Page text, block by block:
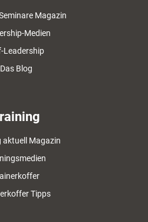
Magazin
Medien
Leadership
Das Blog
aktuell Magazin
Tipps